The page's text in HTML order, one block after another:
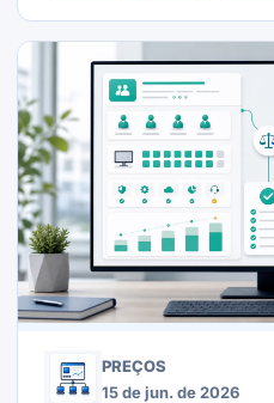
PREÇOS
15 de jun. de 2026